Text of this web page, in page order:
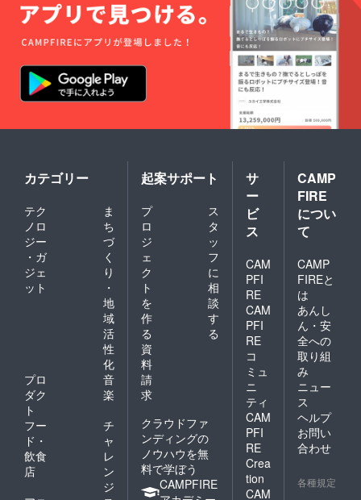
カテゴリー
テク
ノロ
ジー
・ガ
ジェ
ット
ま
ち
づ
く
り
・
地
域
活
性
化
プロ
ダク
ト
音
楽
フー
ド・
飲食
店
チ
ャ
レ
ン
ジ
起案サポート
プ
ロ
ジ
ェ
ク
ト
を
作
る
ス
タ
ッ
フ
に
相
談
す
る
資
料
請
求
クラウドファ
ンディングの
ノウハウを無
料で学ぼう
CAMPFIRE
サ
ー
ビ
ス
CAM
PFI
RE
CAM
PFI
RE
コ
ミュ
ニ
ティ
CAM
PFI
RE
Crea
tion
CAM
CAMP
FIRE
につい
て
CAMP
FIREと
は
あんし
ん・安
全への
取り組
み
ニュー
ス
ヘルプ
お問い
合わせ
各種規定